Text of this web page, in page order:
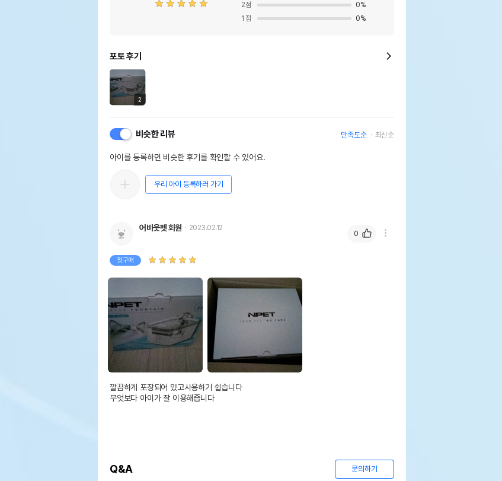
2점 0%
1 점 0%
포토 후기
2
비슷한 리뷰 만족도순 최신순
아이를 등록하면 비슷한 후기를 확인할 수 있어요.
우리 아이 등록하러 가기
어바웃펫 회원 2023.02.12
첫구매
깔끔하게 포장되어 있고사용하기 쉽습니다
무엇보다 아이가 잘 이용해줍니다
0
Q&A 문의하기